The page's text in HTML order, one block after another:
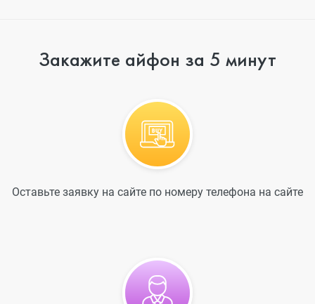
Закажите айфон за 5 минут
Оставьте заявку на сайте по номеру телефона на сайте